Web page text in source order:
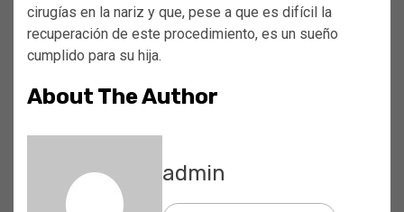
cirugías en la nariz y que, pese a que es difícil la
recuperación de este procedimiento, es un sueño
cumplido para su hija.
About The Author
admin